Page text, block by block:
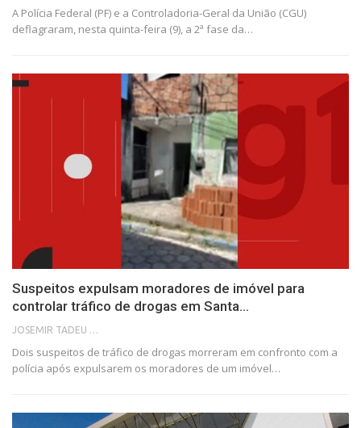
A Polícia Federal (PF) e a Controladoria-Geral da União (CGU)
deflagraram, nesta quinta-feira (9), a 2ª fase da…
Suspeitos expulsam moradores de imóvel para
controlar tráfico de drogas em Santa…
JOSEMIR TADEU FONSECA
Dois suspeitos de tráfico de drogas morreram em confronto com a
polícia após expulsarem os moradores de um imóvel…